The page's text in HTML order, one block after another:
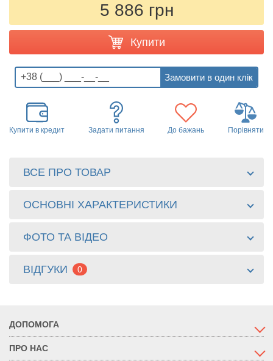
5 886 грн
Купити
Купити в кредит Задати питання До бажань Порівняти
ВСЕ ПРО ТОВАР
ОСНОВНІ ХАРАКТЕРИСТИКИ
ФОТО ТА ВІДЕО
ВІДГУКИ 0
ДОПОМОГА
ПРО НАС